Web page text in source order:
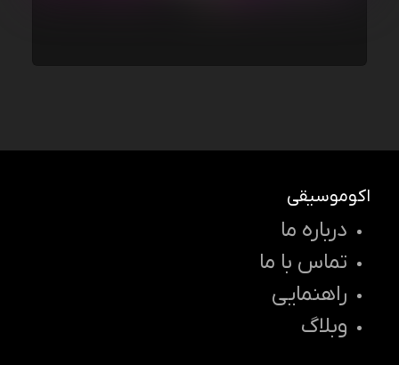
اکوموسیقی
درباره ما
تماس با ما
راهنمایی
وبلاگ